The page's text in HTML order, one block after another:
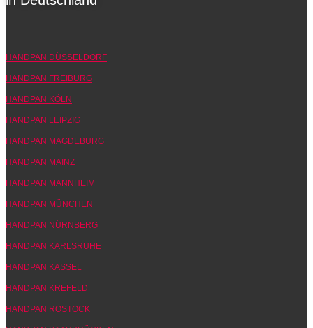
HANDPAN DÜSSELDORF
HANDPAN FREIBURG
HANDPAN KÖLN
HANDPAN LEIPZIG
HANDPAN MAGDEBURG
HANDPAN MAINZ
HANDPAN MANNHEIM
HANDPAN MÜNCHEN
HANDPAN NÜRNBERG
HANDPAN KARLSRUHE
HANDPAN KASSEL
HANDPAN KREFELD
HANDPAN ROSTOCK